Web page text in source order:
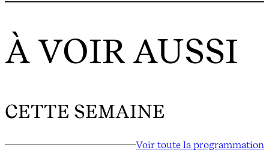
À VOIR AUSSI
CETTE SEMAINE
Voir toute la programmation